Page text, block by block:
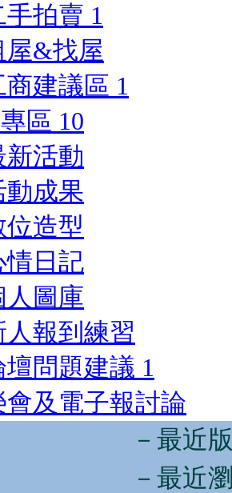
手拍賣 1
屋&找屋
商建議區 1
區 10
新活動
動成果
位造型
情日記
人圖庫
人報到練習
壇問題建議 1
會及電子報討論
－最近
－最近